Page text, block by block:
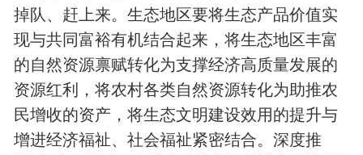
掉队、赶上来。生态地区要将生态产品价值实
现与共同富裕有机结合起来，将生态地区丰富
的自然资源禀赋转化为支撑经济高质量发展的
资源红利，将农村各类自然资源转化为助推农
民增收的资产，将生态文明建设效用的提升与
增进经济福祉、社会福祉紧密结合。深度推